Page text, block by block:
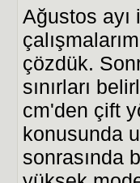
Ağustos ayı
çözdük.
sınırları
cm'den çift
konusunda
sonrasında